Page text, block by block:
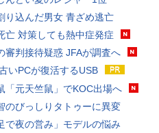
り込んだ男女 青ざめ逃亡
亡 対策しても熱中症発症
審判接待疑惑 JFAが調査へ
いPCが復活するUSB
「元天竺鼠」でKOC出場へ
のびっしりタトゥーに異変
で夜の営み」モデルの悩み